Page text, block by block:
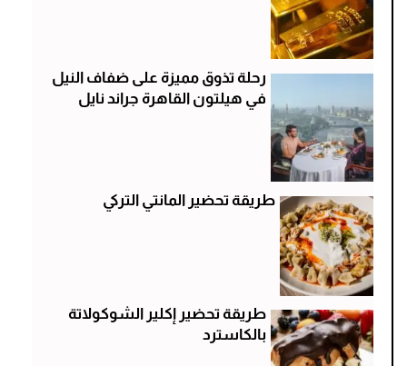
رحلة تذوق مميزة على ضفاف النيل
في هيلتون القاهرة جراند نايل
طريقة تحضير المانتي التركي
طريقة تحضير إكلير الشوكولاتة
بالكاسترد